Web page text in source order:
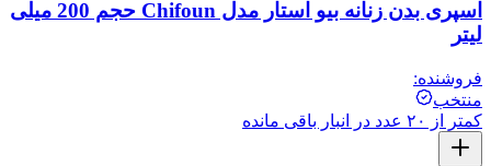
اسپری بدن زنانه بیو استار مدل Chifoun حجم 200 میلی
لیتر
فروشنده:
منتخب
کمتر از ۲۰ عدد در انبار باقی مانده